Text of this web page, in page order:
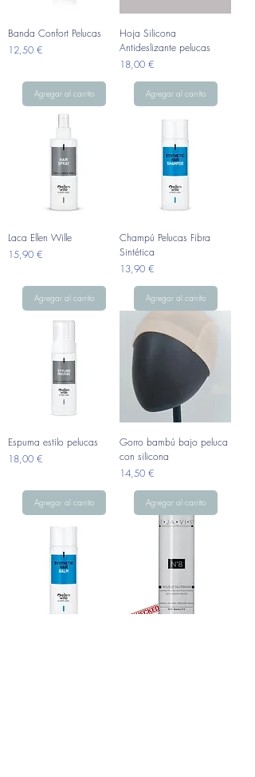
Banda Confort Pelucas
Precio
12,50 €
Agregar al carrito
Hoja Silicona
Antideslizante pelucas
Precio
18,00 €
Agregar al carrito
Laca Ellen Wille
Precio
15,90 €
Agregar al carrito
Champú Pelucas Fibra
Sintética
Precio
13,90 €
Agregar al carrito
Espuma estilo pelucas
Precio
18,00 €
Agregar al carrito
Gorro bambú bajo peluca
con silicona
Precio
14,50 €
Agregar al carrito